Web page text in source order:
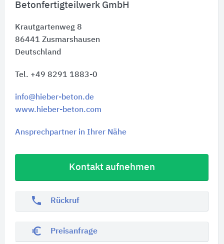
Betonfertigteilwerk GmbH
Krautgartenweg 8
86441 Zusmarshausen
Deutschland
Tel. +49 8291 1883-0
info@hieber-beton.de
www.hieber-beton.com
Ansprechpartner in Ihrer Nähe
Kontakt aufnehmen
phone Rückruf
euro_symbol Preisanfrage